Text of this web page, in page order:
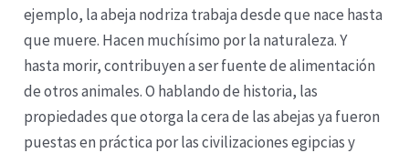
ejemplo, la abeja nodriza trabaja desde que nace hasta
que muere. Hacen muchísimo por la naturaleza. Y
hasta morir, contribuyen a ser fuente de alimentación
de otros animales. O hablando de historia, las
propiedades que otorga la cera de las abejas ya fueron
puestas en práctica por las civilizaciones egipcias y